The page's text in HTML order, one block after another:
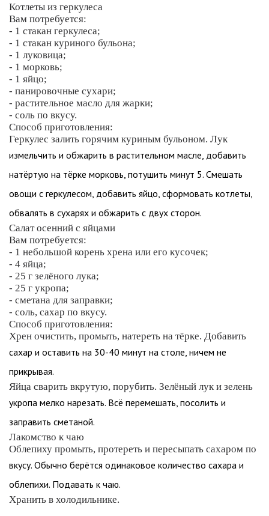
Котлеты из геркулеса
Вам потребуется:
- 1 стакан геркулеса;
- 1 стакан куриного бульона;
- 1 луковица;
- 1 морковь;
- 1 яйцо;
- панировочные сухари;
- растительное масло для жарки;
- соль по вкусу.
Способ приготовления:
Геркулес залить горячим куриным бульоном. Лук
измельчить и обжарить в растительном масле, добавить
натёртую на тёрке морковь, потушить минут 5. Смешать
овощи с геркулесом, добавить яйцо, сформовать котлеты,
обвалять в сухарях и обжарить с двух сторон.
Салат осенний с яйцами
Вам потребуется:
- 1 небольшой корень хрена или его кусочек;
- 4 яйца;
- 25 г зелёного лука;
- 25 г укропа;
- сметана для заправки;
- соль, сахар по вкусу.
Способ приготовления:
Хрен очистить, промыть, натереть на тёрке. Добавить
сахар и оставить на 30-40 минут на столе, ничем не
прикрывая.
Яйца сварить вкрутую, порубить. Зелёный лук и зелень
укропа мелко нарезать. Всё перемешать, посолить и
заправить сметаной.
Лакомство к чаю
Облепиху промыть, протереть и пересыпать сахаром по
вкусу. Обычно берётся одинаковое количество сахара и
облепихи. Подавать к чаю.
Хранить в холодильнике.